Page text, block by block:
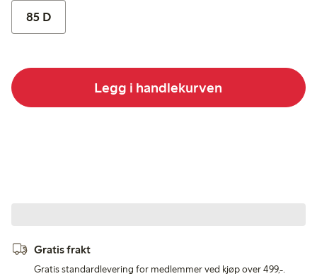
85 D
Legg i handlekurven
Gratis frakt
Gratis standardlevering for medlemmer ved kjøp over 499,-.